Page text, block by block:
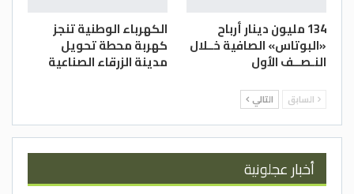
134 مليون دينار أرباح
«البوتاس» الصافية خــلال
النـصــف الأول
الكهرباء الوطنية تنجز
كهربة محطة تحويل
مدينة الزرقاء الصناعية
السابق التالي
أخبار عجلونية